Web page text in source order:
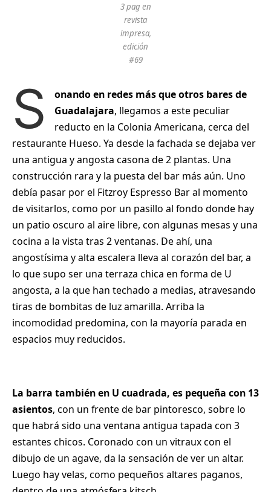
3 pag en
revista
impresa,
edición
#69
S
onando en redes más que otros bares de
Guadalajara, llegamos a este peculiar
reducto en la Colonia Americana, cerca del
restaurante Hueso. Ya desde la fachada se dejaba ver
una antigua y angosta casona de 2 plantas. Una
construcción rara y la puesta del bar más aún. Uno
debía pasar por el Fitzroy Espresso Bar al momento
de visitarlos, como por un pasillo al fondo donde hay
un patio oscuro al aire libre, con algunas mesas y una
cocina a la vista tras 2 ventanas. De ahí, una
angostísima y alta escalera lleva al corazón del bar, a
lo que supo ser una terraza chica en forma de U
angosta, a la que han techado a medias, atravesando
tiras de bombitas de luz amarilla. Arriba la
incomodidad predomina, con la mayoría parada en
espacios muy reducidos.
La barra también en U cuadrada, es pequeña con 13
asientos, con un frente de bar pintoresco, sobre lo
que habrá sido una ventana antigua tapada con 3
estantes chicos. Coronado con un vitraux con el
dibujo de un agave, da la sensación de ver un altar.
Luego hay velas, como pequeños altares paganos,